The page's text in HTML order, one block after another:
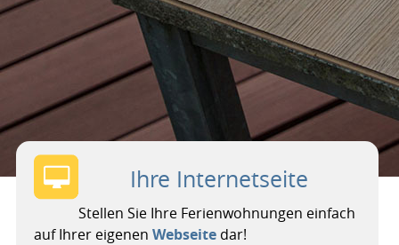
Ihre Internetseite
Stellen Sie Ihre Ferienwohnungen einfach
auf Ihrer eigenenWebseite dar!